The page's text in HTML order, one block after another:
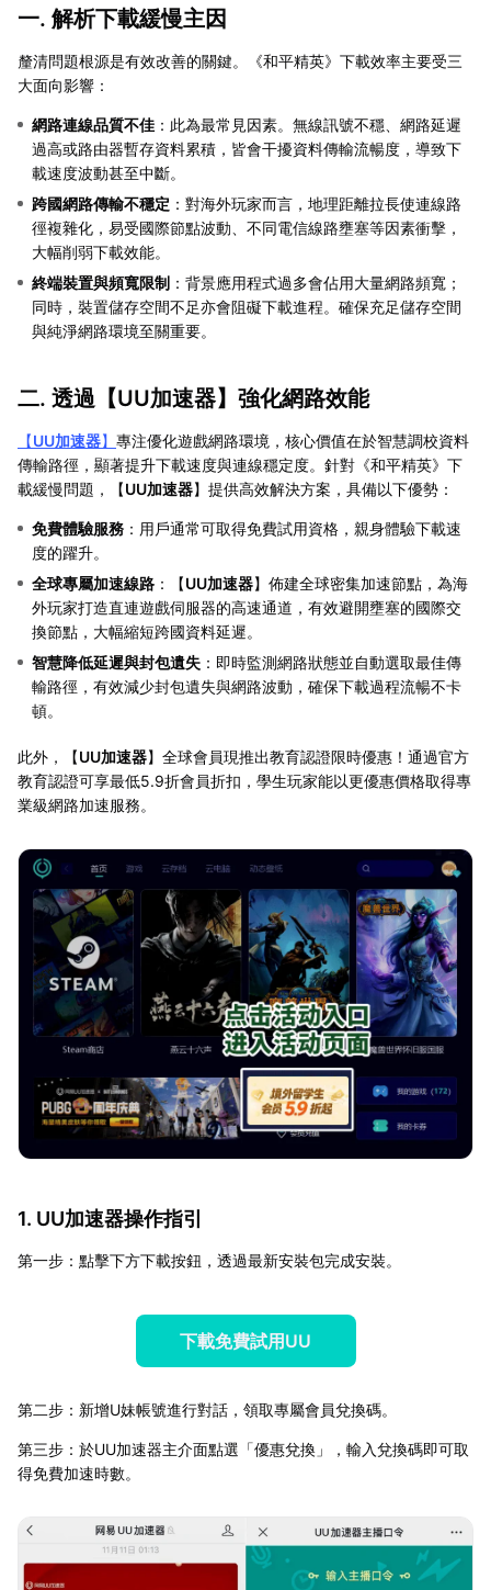
一. 解析下載緩慢主因
釐清問題根源是有效改善的關鍵。《和平精英》下載效率主要受三
大面向影響：
網路連線品質不佳 ：此為最常見因素。無線訊號不穩、網路延遲
過高或路由器暫存資料累積，皆會干擾資料傳輸流暢度，導致下
載速度波動甚至中斷。
跨國網路傳輸不穩定 ：對海外玩家而言，地理距離拉長使連線路
徑複雜化，易受國際節點波動、不同電信線路壅塞等因素衝擊，
大幅削弱下載效能。
終端裝置與頻寬限制 ：背景應用程式過多會佔用大量網路頻寬；
同時，裝置儲存空間不足亦會阻礙下載進程。確保充足儲存空間
與純淨網路環境至關重要。
二. 透過【UU加速器】強化網路效能
【UU加速器】 專注優化遊戲網路環境，核心價值在於智慧調校資料
傳輸路徑，顯著提升下載速度與連線穩定度。針對《和平精英》下
載緩慢問題，【UU加速器】提供高效解決方案，具備以下優勢：
免費體驗服務 ：用戶通常可取得免費試用資格，親身體驗下載速
度的躍升。
全球專屬加速線路 ：【UU加速器】佈建全球密集加速節點，為海
外玩家打造直連遊戲伺服器的高速通道，有效避開壅塞的國際交
換節點，大幅縮短跨國資料延遲。
智慧降低延遲與封包遺失 ：即時監測網路狀態並自動選取最佳傳
輸路徑，有效減少封包遺失與網路波動，確保下載過程流暢不卡
頓。
此外，【UU加速器】全球會員現推出教育認證限時優惠！通過官方
教育認證可享最低5.9折會員折扣，學生玩家能以更優惠價格取得專
業級網路加速服務。
1. UU加速器操作指引
第一步：點擊下方下載按鈕，透過最新安裝包完成安裝。
下載免費試用UU
第二步：新增U妹帳號進行對話，領取專屬會員兌換碼。
第三步：於UU加速器主介面點選「優惠兌換」，輸入兌換碼即可取
得免費加速時數。